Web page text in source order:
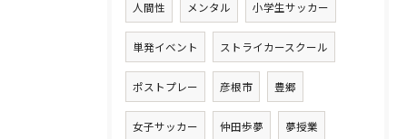
人間性 メンタル 小学生サッカー
単発イベント ストライカースクール
ポストプレー 彦根市 豊郷
女子サッカー 仲田歩夢 夢授業